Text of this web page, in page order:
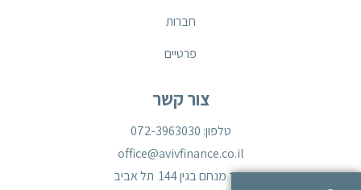
חברות
פרטיים
צור קשר
טלפון: 072-3963030
office@avivfinance.co.il
דרך מנחם בגין 144 תל אביב